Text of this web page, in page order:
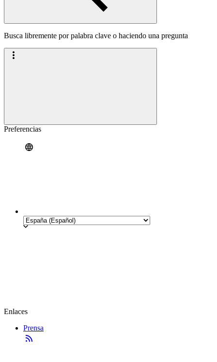
Busca libremente por palabra clave o haciendo una pregunta
Preferencias
Enlaces
Prensa